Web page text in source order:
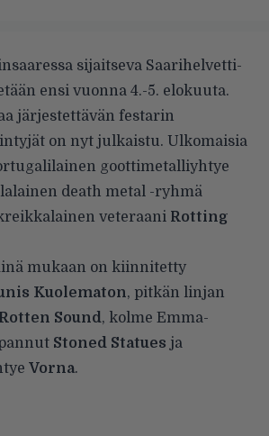
sijaitseva Saarihelvetti-
ensi vuonna 4.-5. elokuuta.
järjestettävän festarin
on nyt julkaistu. Ulkomaisia
goottimetalliyhtye
death metal -ryhmä
veteraani Rotting
mukaan on kiinnitetty
Kuolematon, pitkän linjan
Rotten Sound, kolme Emma-
Stoned Statues ja
Vorna.